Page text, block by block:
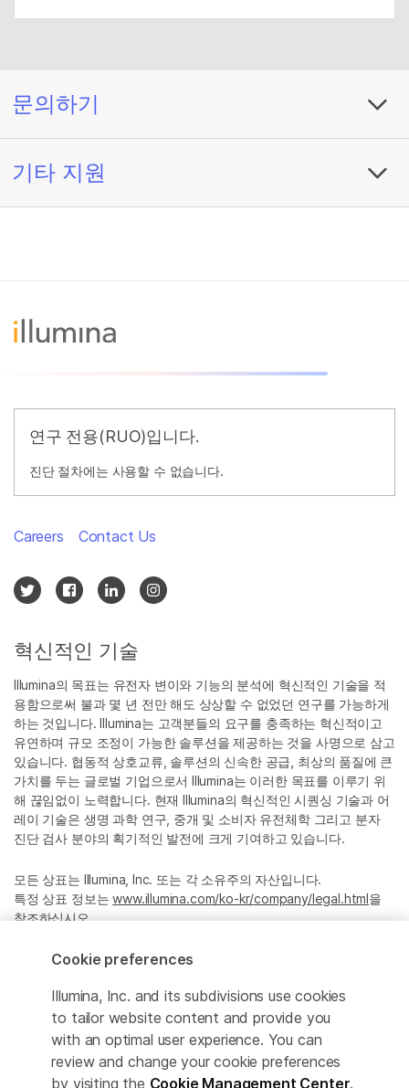
문의하기
기타 지원
연구 전용(RUO)입니다.
진단 절차에는 사용할 수 없습니다.
혁신적인 기술
Illumina의 목표는 유전자 변이와 기능의 분석에 혁신적인 기술을 적
용함으로써 불과 몇 년 전만 해도 상상할 수 없었던 연구를 가능하게
하는 것입니다. Illumina는 고객분들의 요구를 충족하는 혁신적이고
유연하며 규모 조정이 가능한 솔루션을 제공하는 것을 사명으로 삼고
있습니다. 협동적 상호교류, 솔루션의 신속한 공급, 최상의 품질에 큰
가치를 두는 글로벌 기업으로서 Illumina는 이러한 목표를 이루기 위
해 끊임없이 노력합니다. 현재 Illumina의 혁신적인 시퀀싱 기술과 어
레이 기술은 생명 과학 연구, 중개 및 소비자 유전체학 그리고 분자
진단 검사 분야의 획기적인 발전에 크게 기여하고 있습니다.
모든 상표는 Illumina, Inc. 또는 각 소유주의 자산입니다.
특정 상표 정보는www.illumina.com/ko-kr/company/legal.html을
참조하십시오.
Privacy Policy
Careers Contact Us
© 2026 Illumina, Inc. All rights reserved.
Cookie preferences
Illumina, Inc. and its subdivisions use cookies
to tailor website content and provide you
with an optimal user experience. You can
review and change your cookie preferences
by visiting the Cookie Management Center.